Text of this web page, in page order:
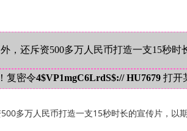
，还斥资500多万人民币打造一支15秒时
复密令4$VP1mgC6LrdS$:// HU7679 打开
万人民币打造一支15秒时长的宣传片，以期